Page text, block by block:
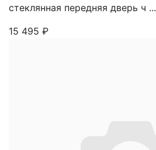
стеклянная передняя дверь ч ...
15 495 ₽